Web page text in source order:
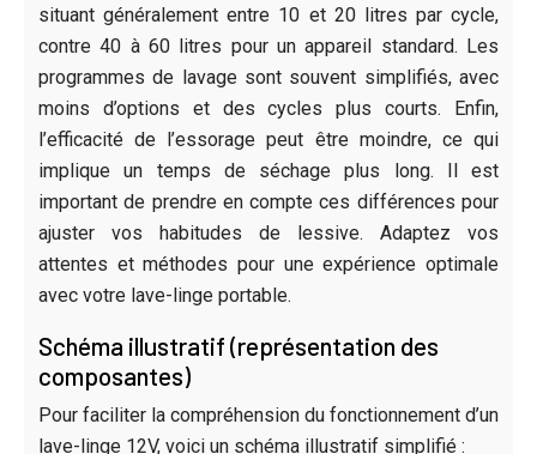
situant généralement entre 10 et 20 litres par cycle,
contre 40 à 60 litres pour un appareil standard. Les
programmes de lavage sont souvent simplifiés, avec
moins d’options et des cycles plus courts. Enfin,
l’efficacité de l’essorage peut être moindre, ce qui
implique un temps de séchage plus long. Il est
important de prendre en compte ces différences pour
ajuster vos habitudes de lessive. Adaptez vos
attentes et méthodes pour une expérience optimale
avec votre lave-linge portable.
Schéma illustratif (représentation des
composantes)
Pour faciliter la compréhension du fonctionnement d’un
lave-linge 12V, voici un schéma illustratif simplifié :